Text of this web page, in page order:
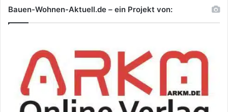
Bauen-Wohnen-Aktuell.de – ein Projekt von: